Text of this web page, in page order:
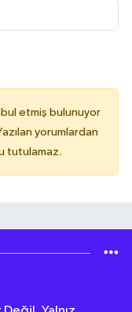
etmiş bulunuyor
yorumlardan
tutulamaz.